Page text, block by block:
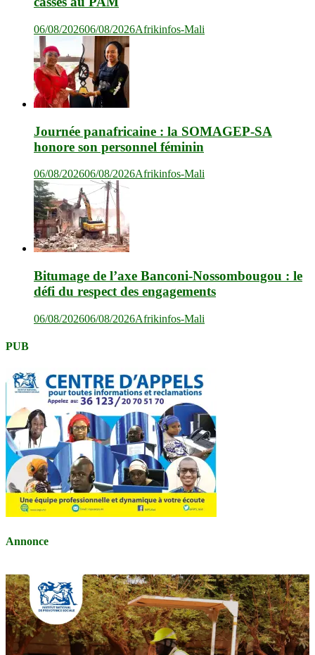
06/08/202606/08/2026Afrikinfos-Mali
Journée panafricaine : la SOMAGEP-SA
honore son personnel féminin
06/08/202606/08/2026Afrikinfos-Mali
Bitumage de l’axe Banconi-Nossombougou : le
défi du respect des engagements
06/08/202606/08/2026Afrikinfos-Mali
PUB
Annonce